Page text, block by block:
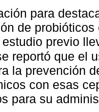
para
de
previo
reportó que el
la prevención
con esas
para su